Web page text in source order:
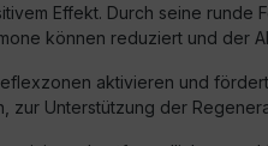
Effekt. Durch seine
können reduziert und
aktivieren und
zur Unterstützung der